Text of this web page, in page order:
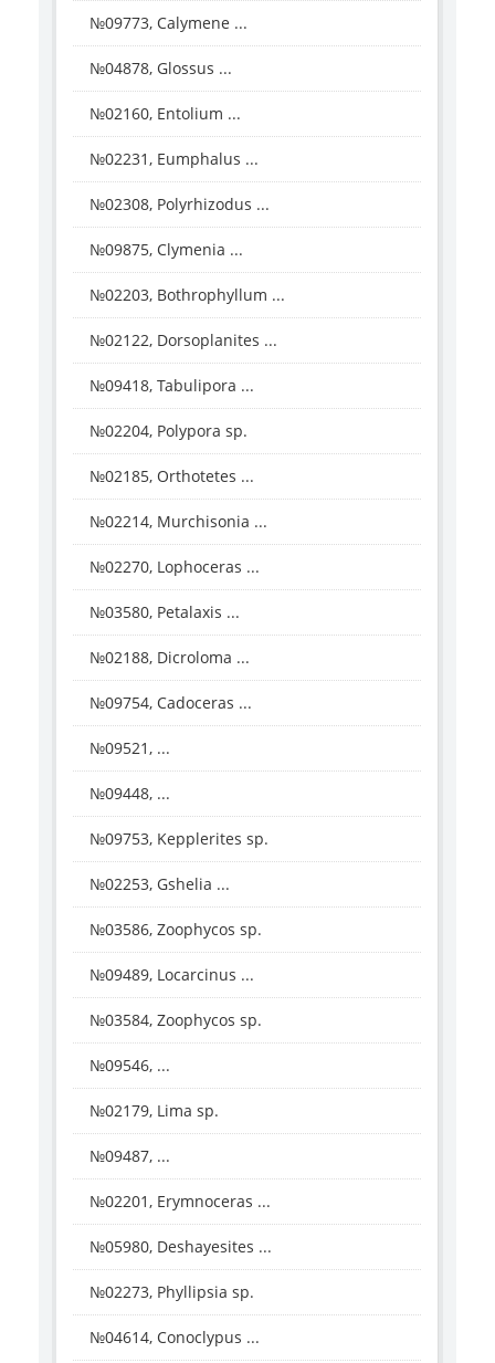
№09773, Calymene ...
№04878, Glossus ...
№02160, Entolium ...
№02231, Eumphalus ...
№02308, Polyrhizodus ...
№09875, Clymenia ...
№02203, Bothrophyllum ...
№02122, Dorsoplanites ...
№09418, Tabulipora ...
№02204, Polypora sp.
№02185, Orthotetes ...
№02214, Murchisonia ...
№02270, Lophoceras ...
№03580, Petalaxis ...
№02188, Dicroloma ...
№09754, Cadoceras ...
№09521, ...
№09448, ...
№09753, Kepplerites sp.
№02253, Gshelia ...
№03586, Zoophycos sp.
№09489, Locarcinus ...
№03584, Zoophycos sp.
№09546, ...
№02179, Lima sp.
№09487, ...
№02201, Erymnoceras ...
№05980, Deshayesites ...
№02273, Phyllipsia sp.
№04614, Conoclypus ...